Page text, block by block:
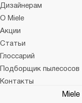
Дизайнерам
О Miele
Акции
Статьи
Глоссарий
Подборщик пылесосов
Контакты